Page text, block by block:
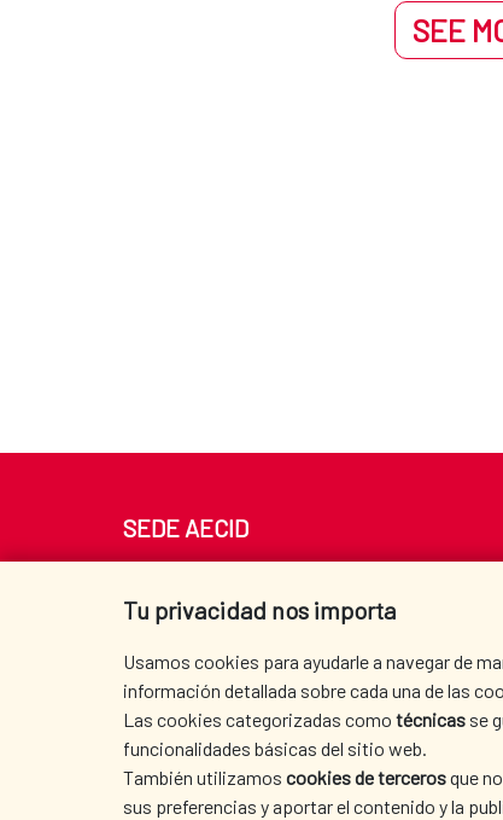
SEE
Tu privacidad nos importa
Usamos cookies para ayudarle a navegar de
información detallada sobre cada una de las
Las cookies categorizadas como técnicas se
funcionalidades básicas del sitio web.
También utilizamos cookies de tercerosque
sus preferencias y aportar el contenido y la
SEDE AECID
Tel. +34 900 20 30 54​​​​​​​